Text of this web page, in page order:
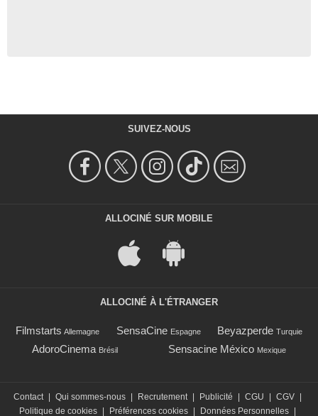
SUIVEZ-NOUS
ALLOCINÉ SUR MOBILE
ALLOCINÉ À L'ÉTRANGER
Filmstarts Allemagne SensaCine Espagne Beyazperde Turquie
AdoroCinema Brésil Sensacine México Mexique
Contact Qui sommes-nous Recrutement Publicité CGU CGV
Politique de cookies
Préférences cookies Données Personnelles